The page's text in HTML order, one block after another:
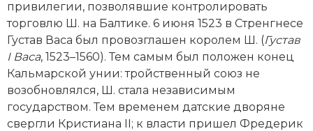
привилегии, позволявшие контролировать
торговлю Ш. на Балтике. 6 июня 1523 в Стренгнесе
Густав Васа был провозглашен королем Ш. (Густав
I Васа, 1523–1560). Тем самым был положен конец
Кальмарской унии: тройственный союз не
возобновлялся, Ш. стала независимым
государством. Тем временем датские дворяне
свергли Кристиана II; к власти пришел Фредерик